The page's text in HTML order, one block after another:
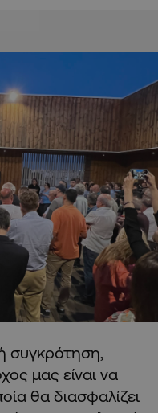
συγκρότηση,
μας είναι να
θα διασφαλίζει